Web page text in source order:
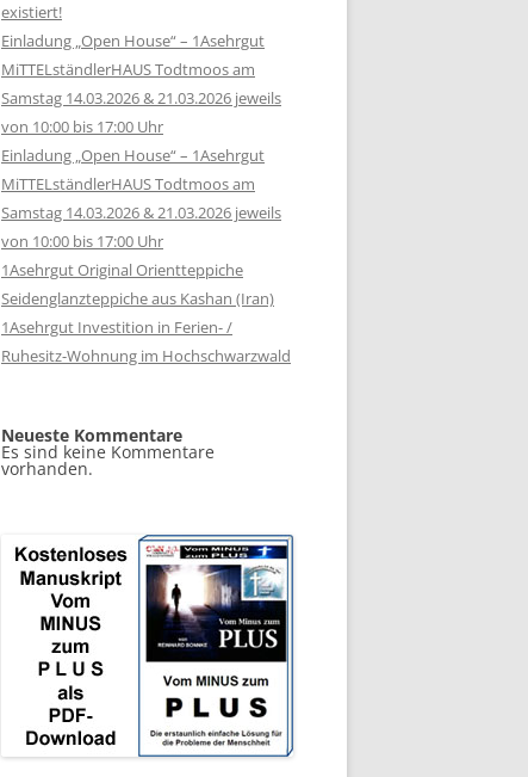
existiert!
Einladung „Open House“ – 1Asehrgut
MiTTELständlerHAUS Todtmoos am
Samstag 14.03.2026 & 21.03.2026 jeweils
von 10:00 bis 17:00 Uhr
Einladung „Open House“ – 1Asehrgut
MiTTELständlerHAUS Todtmoos am
Samstag 14.03.2026 & 21.03.2026 jeweils
von 10:00 bis 17:00 Uhr
1Asehrgut Original Orientteppiche
Seidenglanzteppiche aus Kashan (Iran)
1Asehrgut Investition in Ferien- /
Ruhesitz-Wohnung im Hochschwarzwald
Neueste Kommentare
Es sind keine Kommentare
vorhanden.